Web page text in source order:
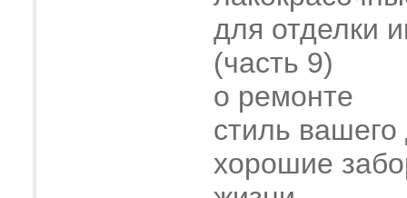
для отделки
(часть 9)
о ремонте
стиль
хорошие